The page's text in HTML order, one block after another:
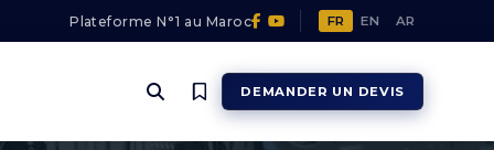
Plateforme N°1 au Maroc FR EN AR
DEMANDER UN DEVIS